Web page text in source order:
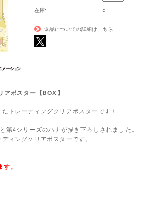
在庫: ○
返品についての詳細はこちら
アポスター【BOX】
トレーディングクリアポスターです！
第4シリーズのハナが描き下ろしされました。
ィングクリアポスターです。
。